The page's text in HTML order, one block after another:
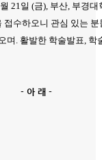
월 21일 (금), 부산, 부경대
접수하오니 관심 있는
며 . 활발한 학술발표, 학
- 아 래-